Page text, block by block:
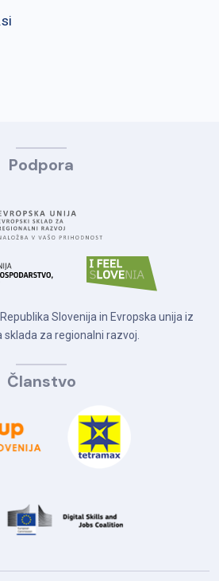
Podpora
Slovenija in Evropska unija iz
sklada za regionalni razvoj.
Članstvo